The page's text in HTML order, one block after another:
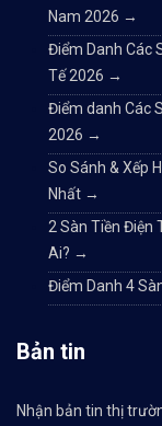
Nam 2026 →
Điểm Danh Các
Tế 2026 →
Điểm danh Các
2026 →
So Sánh & Xếp
Nhất →
2 Sàn Tiền Điện
Ai? →
Điểm Danh 4
Bản tin
Nhận bản tin thị